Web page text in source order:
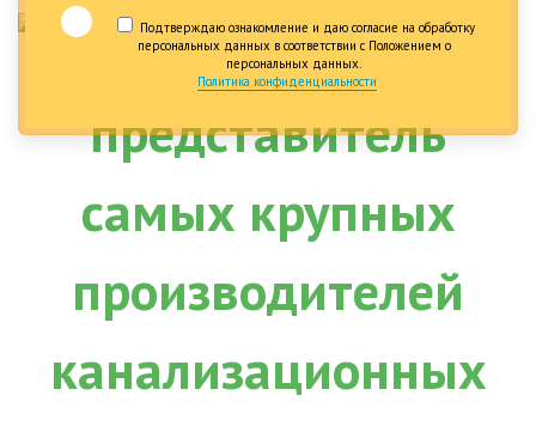
Подтверждаю ознакомление и даю согласие на обработку
персональных данных в соответствии с Положением о
персональных данных.
Политика конфиденциальности